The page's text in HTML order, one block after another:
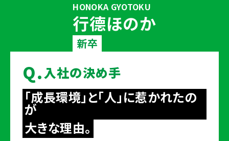
HONOKA GYOTOKU
行德ほのか
新卒
Q.入社の決め手
「成長環境」と「人」に惹かれたの
が
大きな理由。